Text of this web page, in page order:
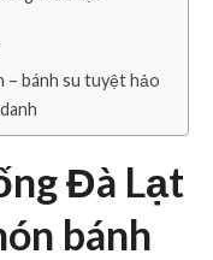
– bánh su tuyệt hảo
Đà Lạt
bánh